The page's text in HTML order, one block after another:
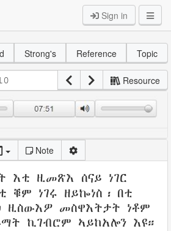
Sign in
Strong's Reference Topic
Resource
Note
እቲ ዚመጽእ ሰናይ ነገር
ቑም ነገሩ ዘይኰነስ ፡ በቲ
ዚስውእዎ መስዋእትታት ነቶም
ኪገብሮም ኣይከአሎን እዩ።